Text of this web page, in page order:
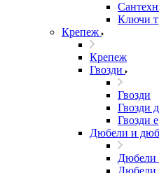
Ключи
Крепеж
Крепеж
Гвозди
Гвозди
Гвозди
Гвозди
Дюбели и
Дюбели
Дюбели